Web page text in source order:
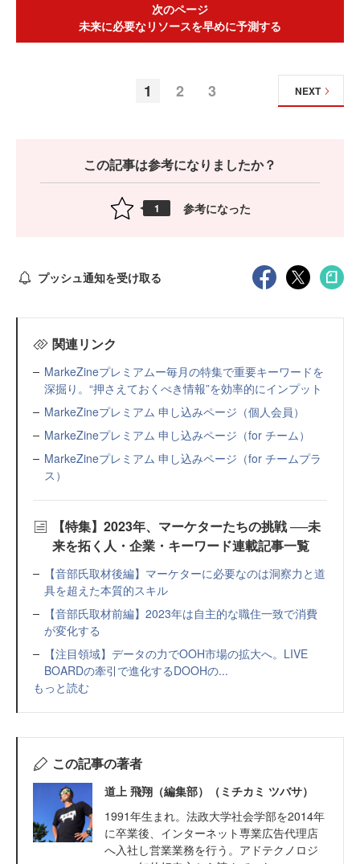
次のページ
未来に必要なリソースを早めに予測する
1 2 3 NEXT
この記事は参考になりましたか？
1 参考になった
プッシュ通知を受け取る
関連リンク
MarkeZineプレミアムー毎月の特集で重要キーワードを
深掘り。“押さえておくべき情報”を効率的にインプット
MarkeZineプレミアム 申し込みページ（個人会員）
MarkeZineプレミアム 申し込みページ（for チーム）
MarkeZineプレミアム 申し込みページ（for チームプラ
ス）
【特集】2023年、マーケターたちの挑戦 ──未
来を拓く人・企業・キーワード連載記事一覧
【音部氏取材後編】マーケターに必要なのは洞察力と道
具を超えた本質的スキル
【音部氏取材前編】2023年は自主的な職住一致で消費
が変化する
【注目領域】データの力でOOH市場の拡大へ。LIVE
BOARDの牽引で進化するDOOHの...
もっと読む
この記事の著者
道上 飛翔（編集部）（ミチカミ ツバサ）
1991年生まれ。法政大学社会学部を2014年
に卒業後、インターネット専業広告代理店
へ入社し営業業務を行う。アドテクノロジ